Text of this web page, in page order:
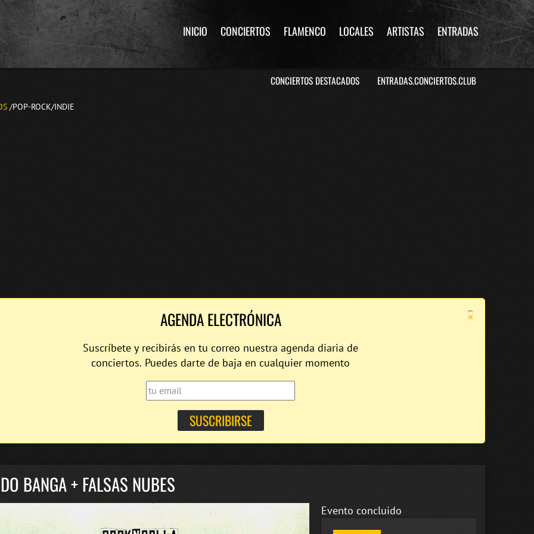
INICIO CONCIERTOS FLAMENCO LOCALES ARTISTAS ENTRADAS
CONCIERTOS DESTACADOS ENTRADAS.CONCIERTOS.CLUB
/POP-ROCK/INDIE
×
AGENDA ELECTRÓNICA
Suscríbete y recibirás en tu correo nuestra agenda diaria de
conciertos. Puedes darte de baja en cualquier momento
BANGA + FALSAS NUBES
Evento concluido